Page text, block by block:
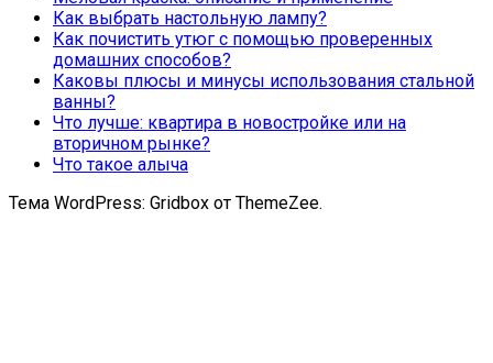
Как выбрать настольную лампу?
Как почистить утюг с помощью проверенных
домашних способов?
Каковы плюсы и минусы использования стальной
ванны?
Что лучше: квартира в новостройке или на
вторичном рынке?
Что такое алыча
Тема WordPress: Gridbox от ThemeZee.